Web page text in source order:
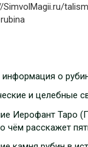
о
и целебные
Иерофант Таро
чём расскажет